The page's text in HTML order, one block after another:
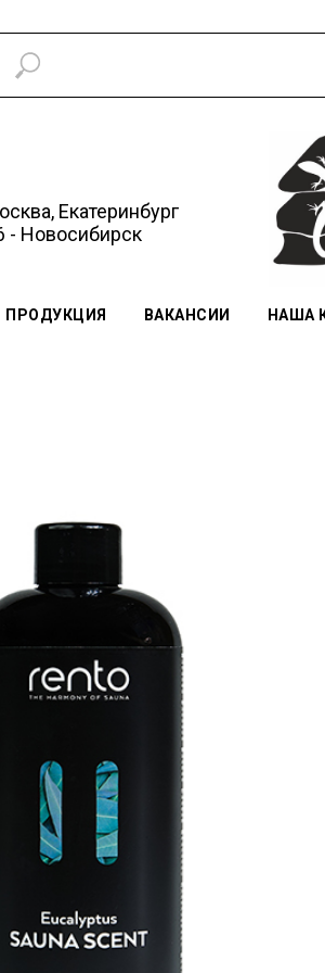
Екатеринбург
- Новосибирск
ПРОДУКЦИЯ ВАКАНСИИ НАША